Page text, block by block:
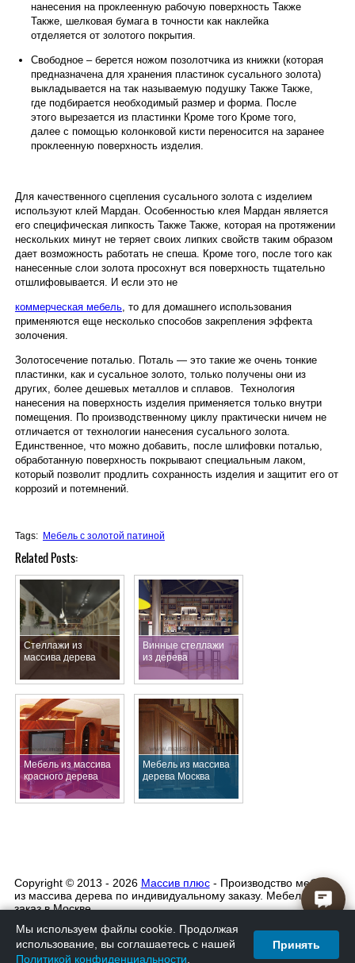
нанесения на проклеенную рабочую поверхность Также
Также, шелковая бумага в точности как наклейка
отделяется от золотого покрытия.
Свободное – берется ножом позолотчика из книжки (которая
предназначена для хранения пластинок сусального золота)
выкладывается на так называемую подушку Также Также,
где подбирается необходимый размер и форма. После
этого вырезается из пластинки Кроме того Кроме того,
далее с помощью колонковой кисти переносится на заранее
проклеенную поверхность изделия.
Для качественного сцепления сусального золота с изделием
используют клей Мардан. Особенностью клея Мардан является
его специфическая липкость Также Также, которая на протяжении
нескольких минут не теряет своих липких свойств таким образом
дает возможность работать не спеша. Кроме того, после того как
нанесенные слои золота просохнут вся поверхность тщательно
отшлифовывается. И если это не
коммерческая мебель, то для домашнего использования
применяются еще несколько способов закрепления эффекта
золочения.
Золотосечение поталью. Поталь — это такие же очень тонкие
пластинки, как и сусальное золото, только получены они из
других, более дешевых металлов и сплавов. Технология
нанесения на поверхность изделия применяется только внутри
помещения. По производственному циклу практически ничем не
отличается от технологии нанесения сусального золота.
Единственное, что можно добавить, после шлифовки поталью,
обработанную поверхность покрывают специальным лаком,
который позволит продлить сохранность изделия и защитит его от
коррозий и потемнений.
Tags: Мебель с золотой патиной
Related Posts:
Стеллажи из
массива дерева
Винные стеллажи
из дерева
Мебель из массива
красного дерева
Мебель из массива
дерева Москва
Copyright © 2013 - 2026 Массив плюс- Производство мебели
из массива дерева по индивидуальному заказу. Мебель на
заказ в Москве
Политика конфиденциальности
Мы используем файлы cookie. Продолжая
использование, вы соглашаетесь с нашей
Политикой конфиденциальности
Принять